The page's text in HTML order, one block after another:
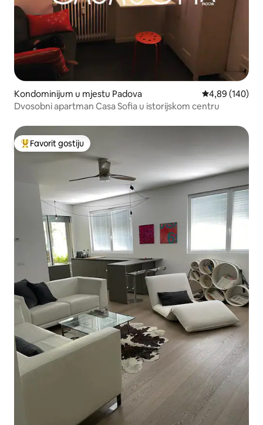
Kondominijum u mjestu Padova prosječna
4,89 (140)
Dvosobni apartman Casa Sofia u istorijskom centru
Glavni favorit gostiju
Favorit gostiju